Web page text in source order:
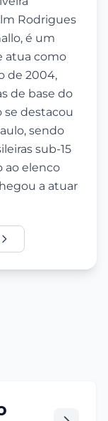
Rodrigues
é um
atua como
de 2004,
de base do
se destacou
sendo
sub-15
ao elenco
a atuar